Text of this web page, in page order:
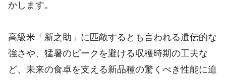
かします。
高級米「新之助」に匹敵するとも言われる遺伝的な
強さや、猛暑のピークを避ける収穫時期の工夫な
ど、未来の食卓を支える新品種の驚くべき性能に迫